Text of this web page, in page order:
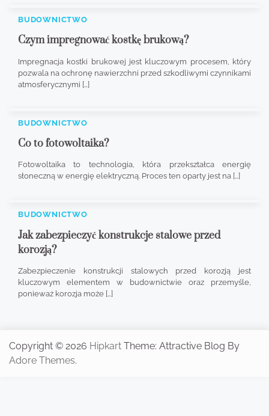
BUDOWNICTWO
Czym impregnować kostkę brukową?
Impregnacja kostki brukowej jest kluczowym procesem, który
pozwala na ochronę nawierzchni przed szkodliwymi czynnikami
atmosferycznymi […]
BUDOWNICTWO
Co to fotowoltaika?
Fotowoltaika to technologia, która przekształca energię
słoneczną w energię elektryczną. Proces ten oparty jest na […]
BUDOWNICTWO
Jak zabezpieczyć konstrukcje stalowe przed
korozją?
Zabezpieczenie konstrukcji stalowych przed korozją jest
kluczowym elementem w budownictwie oraz przemyśle,
ponieważ korozja może […]
Copyright © 2026 Hipkart Theme: Attractive Blog By
Adore Themes.